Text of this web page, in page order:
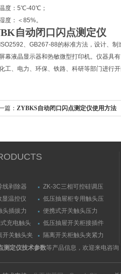
度：5℃-40℃；
度：＜85%。
自动闭口闪点测定仪
、GB267-88的标准方法，设计、
幕液晶显示器和热敏微型打印机。仪器具
工、电力、环保、铁路、科研等部门进行开
篇： ZYBKS自动闭口闪点测定仪使用方法
线剥除器
ZK-3C三相可控硅调压
触发器
显温控仪
低压抽屉柜专用触头压
力测量仪套装
头插拔力
测量仪
便携式开关触头压力
（夹紧力）测量仪
充电触头
测量仪
低压抽屉开关柜接插件
触头（夹紧力）测量仪
开关触头夹
隔离开关柜触头夹紧力
测试仪/精度传感器
测定仪技术参数等产品信息，欢迎来电咨询